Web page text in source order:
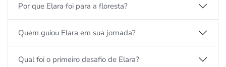
Por que Elara foi para a floresta?
Quem guiou Elara em sua jornada?
Qual foi o primeiro desafio de Elara?